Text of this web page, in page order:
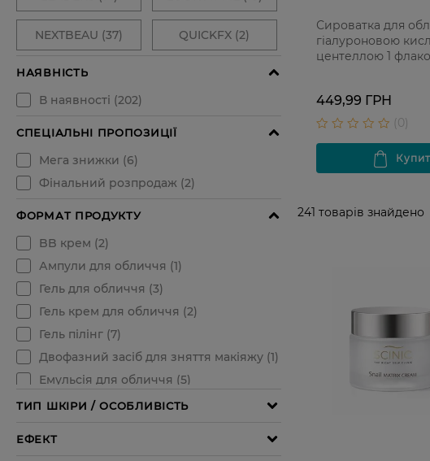
Сироватка для
гіалуроновою
центеллою 1
449,99 ГРН
241 товарів знайдено